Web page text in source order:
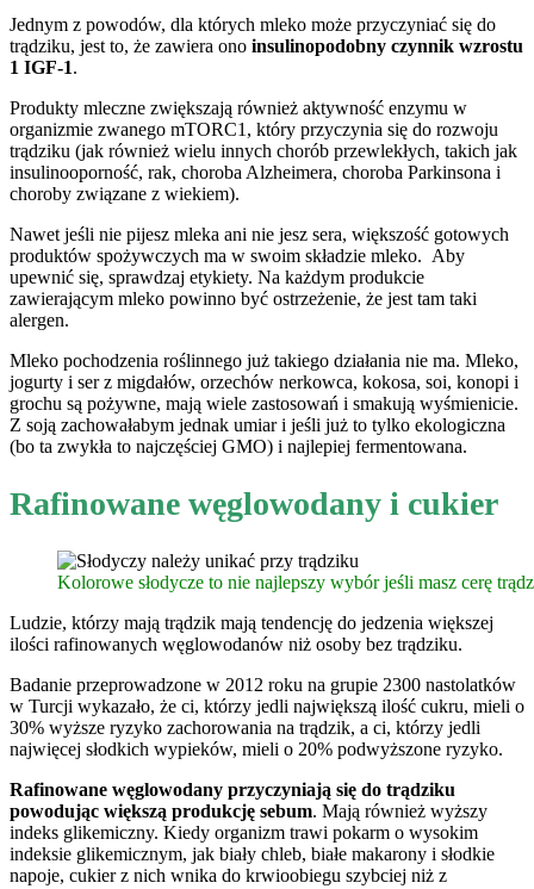
Jednym z powodów, dla których mleko może przyczyniać się do
trądziku, jest to, że zawiera ono insulinopodobny czynnik wzrostu
1 IGF-1.
Produkty mleczne zwiększają również aktywność enzymu w
organizmie zwanego mTORC1, który przyczynia się do rozwoju
trądziku (jak również wielu innych chorób przewlekłych, takich jak
insulinooporność, rak, choroba Alzheimera, choroba Parkinsona i
choroby związane z wiekiem).
Nawet jeśli nie pijesz mleka ani nie jesz sera, większość gotowych
produktów spożywczych ma w swoim składzie mleko. Aby
upewnić się, sprawdzaj etykiety. Na każdym produkcie
zawierającym mleko powinno być ostrzeżenie, że jest tam taki
alergen.
Mleko pochodzenia roślinnego już takiego działania nie ma. Mleko,
jogurty i ser z migdałów, orzechów nerkowca, kokosa, soi, konopi i
grochu są pożywne, mają wiele zastosowań i smakują wyśmienicie.
Z soją zachowałabym jednak umiar i jeśli już to tylko ekologiczna
(bo ta zwykła to najczęściej GMO) i najlepiej fermentowana.
Rafinowane węglowodany i cukier
Kolorowe słodycze to nie najlepszy wybór jeśli masz cerę
Ludzie, którzy mają trądzik mają tendencję do jedzenia większej
ilości rafinowanych węglowodanów niż osoby bez trądziku.
Badanie przeprowadzone w 2012 roku na grupie 2300 nastolatków
w Turcji wykazało, że ci, którzy jedli największą ilość cukru, mieli o
30% wyższe ryzyko zachorowania na trądzik, a ci, którzy jedli
najwięcej słodkich wypieków, mieli o 20% podwyższone ryzyko.
Rafinowane węglowodany przyczyniają się do trądziku
powodując większą produkcję sebum. Mają również wyższy
indeks glikemiczny. Kiedy organizm trawi pokarm o wysokim
indeksie glikemicznym, jak biały chleb, białe makarony i słodkie
napoje, cukier z nich wnika do krwioobiegu szybciej niż z